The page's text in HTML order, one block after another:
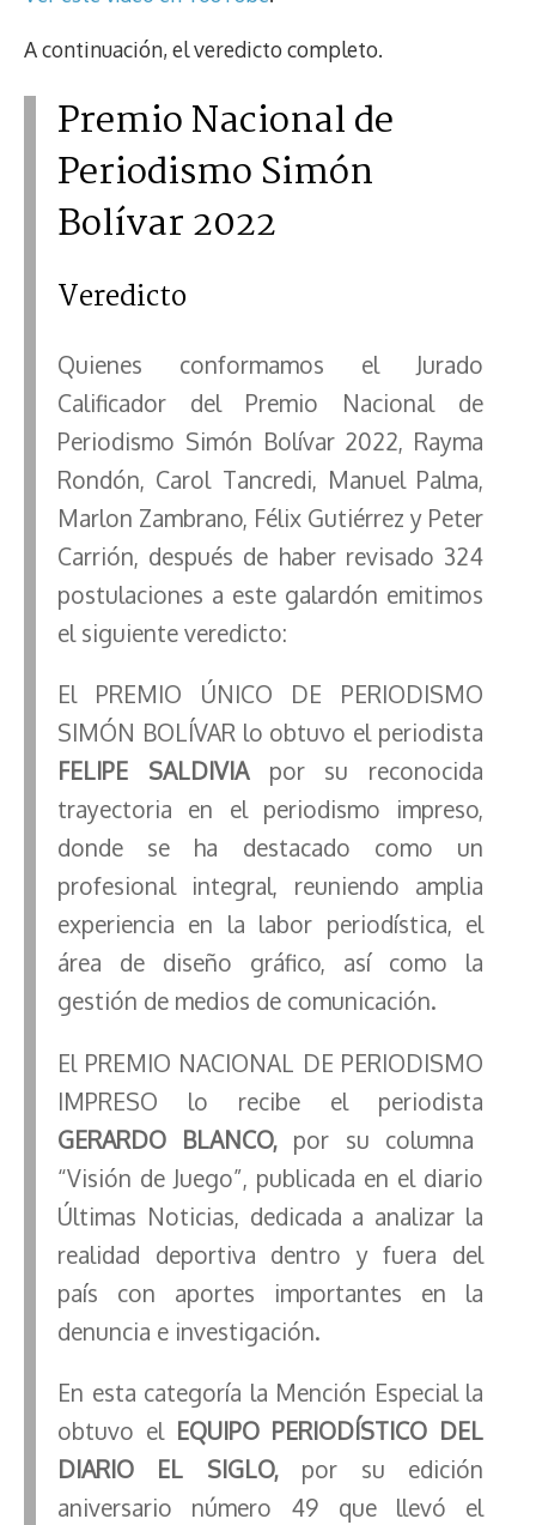
A continuación, el veredicto completo.
Premio Nacional de
Periodismo Simón
Bolívar 2022
Veredicto
Quienes conformamos el Jurado
Calificador del Premio Nacional de
Periodismo Simón Bolívar 2022, Rayma
Rondón, Carol Tancredi, Manuel Palma,
Marlon Zambrano, Félix Gutiérrez y Peter
Carrión, después de haber revisado 324
postulaciones a este galardón emitimos
el siguiente veredicto:
El PREMIO ÚNICO DE PERIODISMO
SIMÓN BOLÍVAR lo obtuvo el periodista
FELIPE SALDIVIApor su reconocida
trayectoria en el periodismo impreso,
donde se ha destacado como un
profesional integral, reuniendo amplia
experiencia en la labor periodística, el
área de diseño gráfico, así como la
gestión de medios de comunicación.
El PREMIO NACIONAL DE PERIODISMO
IMPRESO lo recibe el periodista
GERARDO BLANCO, por su columna
“Visión de Juego”, publicada en el diario
Últimas Noticias, dedicada a analizar la
realidad deportiva dentro y fuera del
país con aportes importantes en la
denuncia e investigación.
En esta categoría la Mención Especial la
obtuvo el EQUIPO PERIODÍSTICO DEL
DIARIO EL SIGLO,por su edición
aniversario número 49 que llevó el